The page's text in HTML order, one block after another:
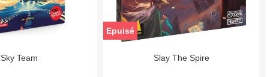
Aperçu rapide
Sky Team Aperçu rapide
Slay The Spire
Epuisé